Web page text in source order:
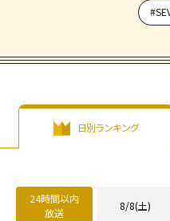
日別ランキング
24時間以内
放送
8/8(土)